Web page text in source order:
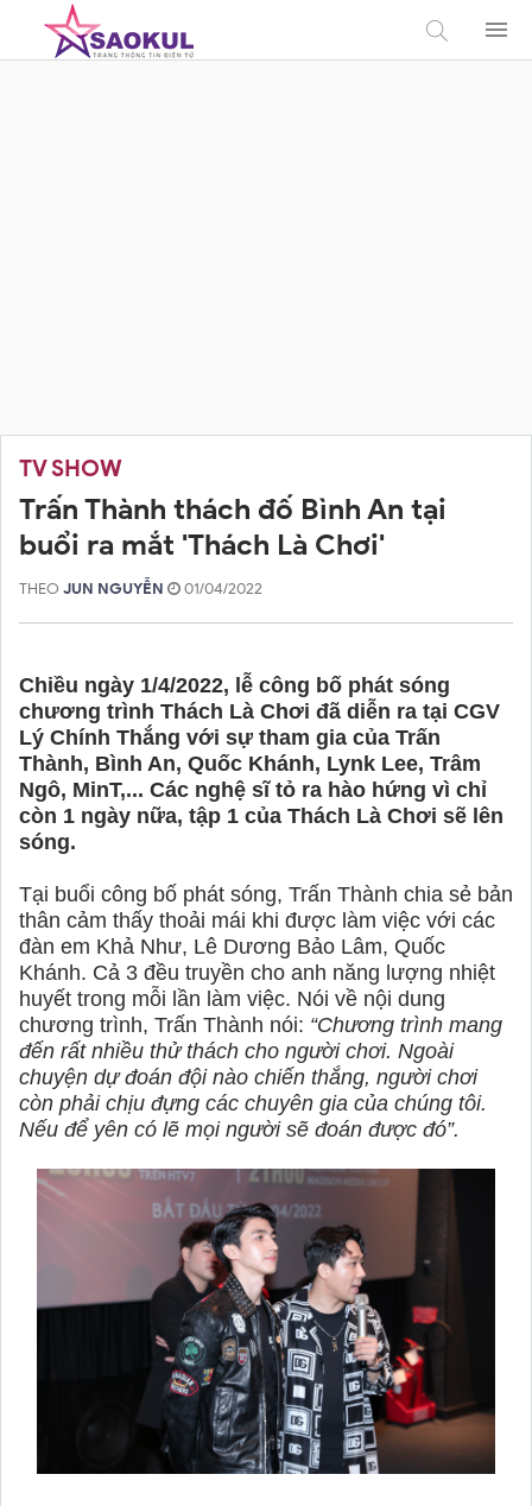
TV SHOW
Trấn Thành thách đố Bình An tại
buổi ra mắt 'Thách Là Chơi'
THEO JUN NGUYỄN 01/04/2022
Chiều ngày 1/4/2022, lễ công bố phát sóng
chương trình Thách Là Chơi đã diễn ra tại CGV
Lý Chính Thắng với sự tham gia của Trấn
Thành, Bình An, Quốc Khánh, Lynk Lee, Trâm
Ngô, MinT,... Các nghệ sĩ tỏ ra hào hứng vì chỉ
còn 1 ngày nữa, tập 1 của Thách Là Chơi sẽ lên
sóng.
Tại buổi công bố phát sóng, Trấn Thành chia sẻ bản
thân cảm thấy thoải mái khi được làm việc với các
đàn em Khả Như, Lê Dương Bảo Lâm, Quốc
Khánh. Cả 3 đều truyền cho anh năng lượng nhiệt
huyết trong mỗi lần làm việc. Nói về nội dung
chương trình, Trấn Thành nói: “Chương trình mang
đến rất nhiều thử thách cho người chơi. Ngoài
chuyện dự đoán đội nào chiến thắng, người chơi
còn phải chịu đựng các chuyên gia của chúng tôi.
Nếu để yên có lẽ mọi người sẽ đoán được đó”.